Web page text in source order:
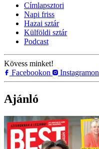
Címlapsztori
Napi friss
Hazai sztár
Külföldi sztár
Podcast
Kövess minket!
Facebookon
Instagramon
Ajánló